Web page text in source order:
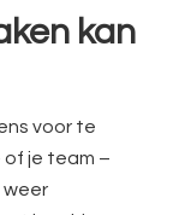
kan
voor te
of je team –